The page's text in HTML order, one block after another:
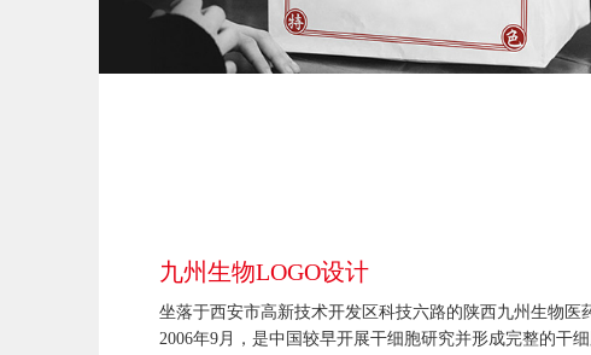
九州生物LOGO设计
坐落于西安市高新技术开发区科技六路的陕西九州生物医
2006年9月，是中国较早开展干细胞研究并形成完整的干